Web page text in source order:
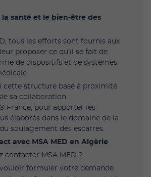
santé et le bien-être des
tous les efforts sont fournis aux
proposer ce qu’il se fait de
de dispositifs et de systèmes
cette structure basé à proximité
sa collaboration
France; pour apporter les
élaborés dans le domaine de la
soulagement des escarres.
avec MSA MED en Algèrie
contacter MSA MED ?
formuler votre demande